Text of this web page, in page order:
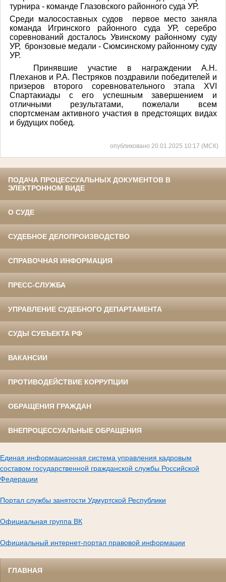
турнира - команде Глазовского районного суда УР.
Среди малосоставных судов первое место заняла
команда Игринского районного суда УР, серебро
соревнований досталось Увинскому районному суду
УР, бронзовые медали - Сюмсинскому районному суду
УР.
Принявшие участие в награждении А.Н.
Плеханов и Р.А. Пестряков поздравили победителей и
призеров второго соревновательного этапа XVI
Спартакиады с его успешным завершением и
отличными результатами, пожелали всем
спортсменам активного участия в предстоящих видах
и будущих побед.
опубликовано 20.01.2025 10:17 (МСК)
ПОДАЧА ПРОЦЕССУАЛЬНЫХ ДОКУМЕНТОВ В
ЭЛЕКТРОННОМ ВИДЕ
О СУДЕ
СУДЕБНОЕ ДЕЛОПРОИЗВОДСТВО
СПРАВОЧНАЯ ИНФОРМАЦИЯ
ПРЕСС-СЛУЖБА
УПРАВЛЕНИЕ СУДЕБНОГО ДЕПАРТАМЕНТА
СУДЫ СУБЪЕКТА РФ
ВАКАНСИИ
ПРОТИВОДЕЙСТВИЕ КОРРУПЦИИ
ОБРАЩЕНИЯ ГРАЖДАН
ВНЕПРОЦЕССУАЛЬНЫЕ ОБРАЩЕНИЯ
Единая информационная система управления кадровым
составом государственной гражданской службы Российской
Федерации
Портал службы занятости Удмуртской Республики
Официальная группа ВК
Официальный интернет-портал правовой информации
ГЛАВНАЯ